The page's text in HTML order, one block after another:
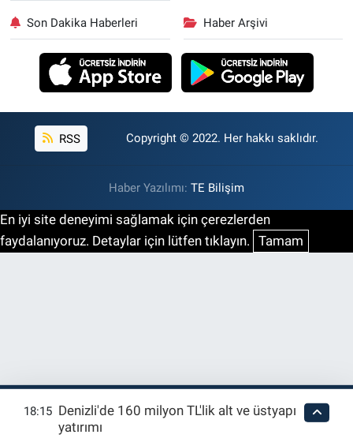
Son Dakika Haberleri Haber Arşivi
RSS Copyright © 2022. Her hakkı saklıdır.
Haber Yazılımı: TE Bilişim
En iyi site deneyimi sağlamak için çerezlerden
faydalanıyoruz. Detaylar için lütfen tıklayın. Tamam
18:15 Denizli'de 160 milyon TL'lik alt ve üstyapı
yatırımı